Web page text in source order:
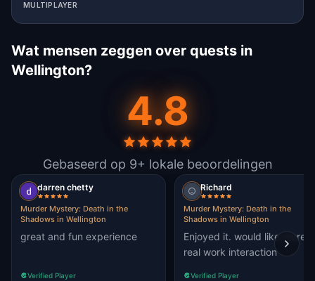
MULTIPLAYER
Wat mensen zeggen over quests in
Wellington?
4.8
Gebaseerd op 9+ lokale beoordelingen
darren chetty
Murder Mystery: Death in the
Shadows in Wellington
great and fun experience
Verified Player
Richard
Murder Mystery: Death in the
Shadows in Wellington
Enjoyed it. would like more
real work interaction
Verified Player